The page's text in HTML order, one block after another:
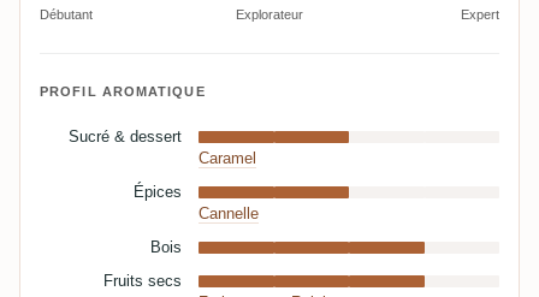
Débutant Explorateur Expert
PROFIL AROMATIQUE
Sucré & dessert
Caramel
Épices
Cannelle
Bois
Fruits secs